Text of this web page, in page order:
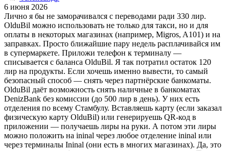
6 июня 2026
Лично я бы не заморачивался с переводами ради 330 лир.
OlduBil можно использовать не только для такси, но и для
оплаты в некоторых магазинах (например, Migros, A101) и на
заправках. Просто ближайшие пару недель расплачивайся им
в супермаркете. Приложи телефон к терминалу —
списывается с баланса OlduBil. Я так потратил остаток 120
лир на продукты. Если хочешь именно вывести, то самый
безопасный способ — снять через партнёрские банкоматы.
OlduBil даёт возможность снять наличные в банкоматах
DenizBank без комиссии (до 500 лир в день). У них есть
отделения по всему Стамбулу. Вставляешь карту (если заказал
физическую карту OlduBil) или генерируешь QR-код в
приложении — получаешь лиры на руки. А потом эти лиры
можно положить на ininal через любое отделение ininal или
через терминалы Ininal (они есть в многих магазинах). Да, это